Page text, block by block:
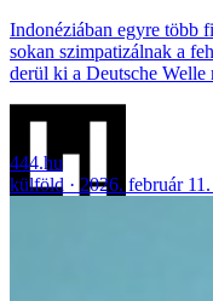
Indonéziában egyre több
sokan szimpatizálnak a
derül ki a Deutsche Welle
444.hu
külföld
2026. február